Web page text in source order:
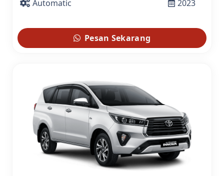
Automatic
2023
Pesan Sekarang